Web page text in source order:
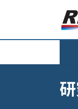
ン
へ
ー
ョ